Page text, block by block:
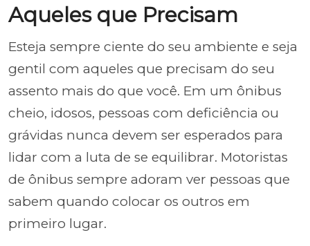
Aqueles que Precisam
Esteja sempre ciente do seu ambiente e seja
gentil com aqueles que precisam do seu
assento mais do que você. Em um ônibus
cheio, idosos, pessoas com deficiência ou
grávidas nunca devem ser esperados para
lidar com a luta de se equilibrar. Motoristas
de ônibus sempre adoram ver pessoas que
sabem quando colocar os outros em
primeiro lugar.